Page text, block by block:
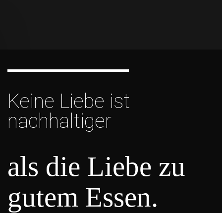
Keine Liebe ist
nachhaltiger
als die Liebe zu
gutem Essen.